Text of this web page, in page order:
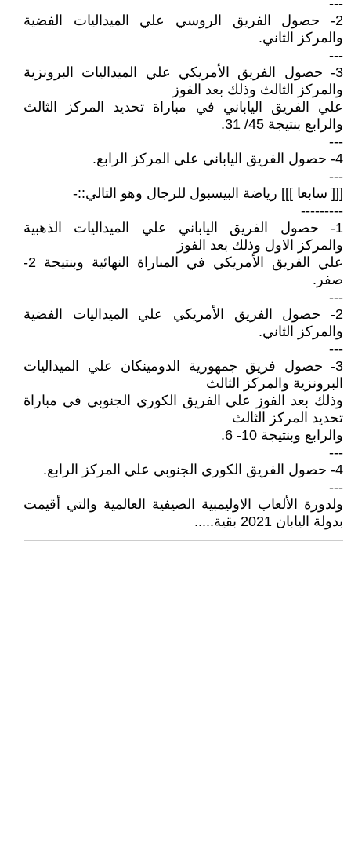
---
2- حصول الفريق الروسي علي الميداليات الفضية
والمركز الثاني.
---
3- حصول الفريق الأمريكي علي الميداليات البرونزية
والمركز الثالث وذلك بعد الفوز
علي الفريق الياباني في مباراة تحديد المركز الثالث
والرابع بنتيجة 45/ 31.
---
4- حصول الفريق الياباني علي المركز الرابع.
---
[[[ سابعا ]]] رياضة البيسبول للرجال وهو التالي::-
---------
1- حصول الفريق الياباني علي الميداليات الذهبية
والمركز الاول وذلك بعد الفوز
علي الفريق الأمريكي في المباراة النهائية وبنتيجة 2-
صفر.
---
2- حصول الفريق الأمريكي علي الميداليات الفضية
والمركز الثاني.
---
3- حصول فريق جمهورية الدومينكان علي الميداليات
البرونزية والمركز الثالث
وذلك بعد الفوز علي الفريق الكوري الجنوبي في مباراة
تحديد المركز الثالث
والرابع وبنتيجة 10- 6.
---
4- حصول الفريق الكوري الجنوبي علي المركز الرابع.
---
ولدورة الألعاب الاوليمبية الصيفية العالمية والتي أقيمت
بدولة اليابان 2021 بقية.....